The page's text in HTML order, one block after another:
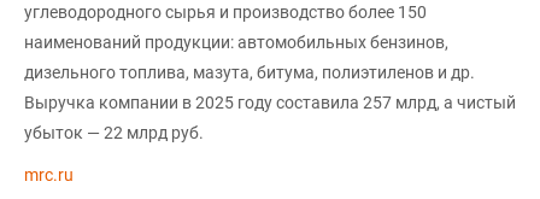
углеводородного сырья и производство более 150
наименований продукции: автомобильных бензинов,
дизельного топлива, мазута, битума, полиэтиленов и др.
Выручка компании в 2025 году составила 257 млрд, а чистый
убыток — 22 млрд руб.
mrc.ru